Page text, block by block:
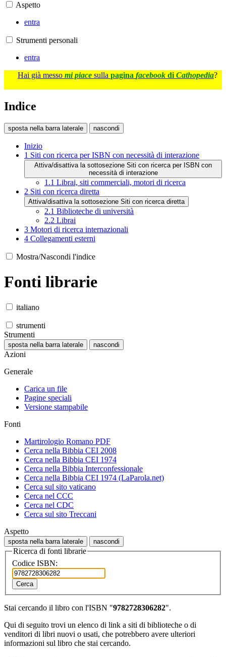
Aspetto
entra
Strumenti personali
entra
Hai già messo mi piace sulla pagina facebook di Cathopedia?
Indice
sposta nella barra laterale nascondi
Inizio
1 Siti con ricerca per ISBN con necessità di interazione
Attiva/disattiva la sottosezione Siti con ricerca per ISBN con
necessità di interazione
1.1 Librai, siti commerciali, motori di ricerca
2 Siti con ricerca diretta
Attiva/disattiva la sottosezione Siti con ricerca diretta
2.1 Biblioteche di università
2.2 Librai
3 Motori di ricerca internazionali
4 Collegamenti esterni
Mostra/Nascondi l'indice
Fonti librarie
italiano
strumenti
Strumenti
sposta nella barra laterale nascondi
Azioni
Generale
Carica un file
Pagine speciali
Versione stampabile
Fonti
Martirologio Romano PDF
Cerca nella Bibbia CEI 2008
Cerca nella Bibbia CEI 1974
Cerca nella Bibbia Interconfessionale
Cerca nella Bibbia CEI 1974 (LaParola.net)
Cerca sul sito vaticano
Cerca nel CCC
Cerca nel CDC
Cerca sul sito Treccani
Aspetto
sposta nella barra laterale nascondi
Ricerca di fonti librarie
Codice ISBN:
Cerca
Stai cercando il libro con l'ISBN "9782728306282".
Qui di seguito trovi un elenco di link a siti di biblioteche o di
venditori di libri nuovi o usati, che potrebbero avere ulteriori
informazioni sul libro che stai cercando.